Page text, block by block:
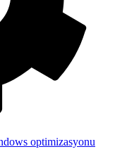
optimizasyonu